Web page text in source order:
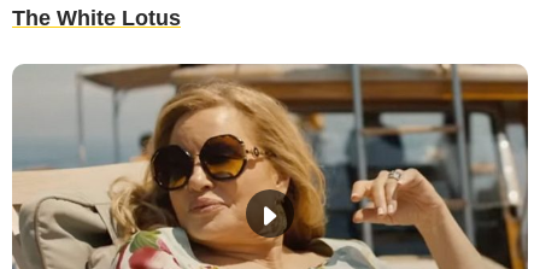
The White Lotus